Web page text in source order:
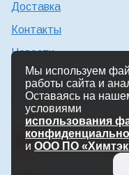
Доставка
Контакты
Новости
Консультация
Работа в Химтэк
Мы используем
работы сайта и
Оставаясь на
условиями
использования
и ООО ПО